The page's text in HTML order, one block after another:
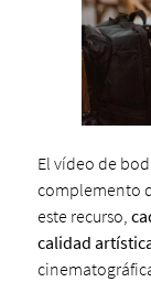
El vídeo de
complemento
este recurso,
calidad